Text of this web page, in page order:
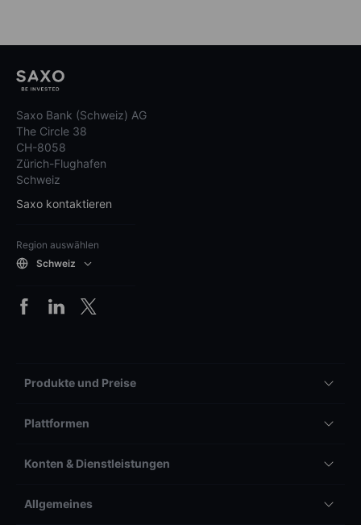
Saxo Bank (Schweiz) AG
The Circle 38
CH-8058
Zürich-Flughafen
Schweiz
Saxo kontaktieren
Region auswählen
Schweiz
Produkte und Preise
Plattformen
Konten & Dienstleistungen
Allgemeines